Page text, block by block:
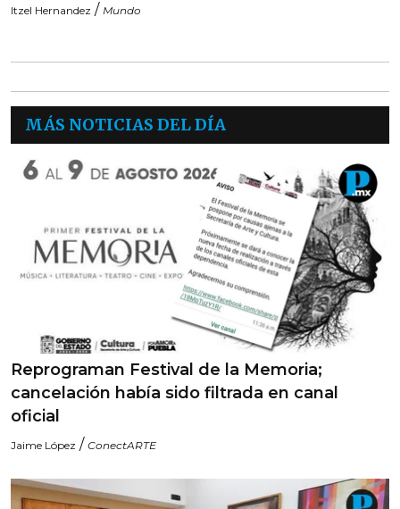
Itzel Hernandez / Mundo
MÁS NOTICIAS DEL DÍA
Reprograman Festival de la Memoria;
cancelación había sido filtrada en canal
oficial
Jaime López / ConectARTE